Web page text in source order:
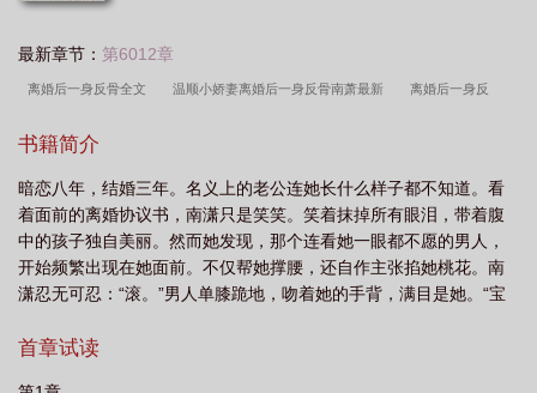
最新章节： 第6012章
离婚后一身反骨全文 温顺小娇妻离婚后一身反骨南萧最新 离婚后一身反
小娇妻离婚后一生反
小娇妻离婚后一身反骨 温顺小娇妻 离婚后一身反骨主角 离婚后一身反骨
著 离婚后一身反骨免费言情 离婚后一身反骨免费阅读 温顺小娇妻离婚后一
身反骨南潇谢承宇 温顺小娇妻离婚后 离婚后一身反骨全文阅读
书籍简介
暗恋八年，结婚三年。名义上的老公连她长什么样子都不知道。看
着面前的离婚协议书，南潇只是笑笑。笑着抹掉所有眼泪，带着腹
中的孩子独自美丽。然而她发现，那个连看她一眼都不愿的男人，
开始频繁出现在她面前。不仅帮她撑腰，还自作主张掐她桃花。南
潇忍无可忍：“滚。”男人单膝跪地，吻着她的手背，满目是她。“宝
首章试读